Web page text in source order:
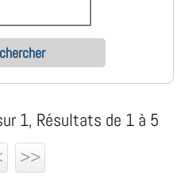
1, Résultats de 1 à 5
>>